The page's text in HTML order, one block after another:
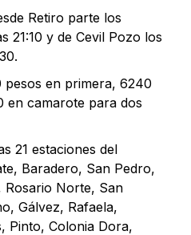
Retiro parte los
21:10 y de Cevil Pozo los
pesos en primera, 6240
en camarote para dos
21 estaciones del
Baradero, San Pedro,
Rosario Norte, San
Gálvez, Rafaela,
Pinto, Colonia Dora,